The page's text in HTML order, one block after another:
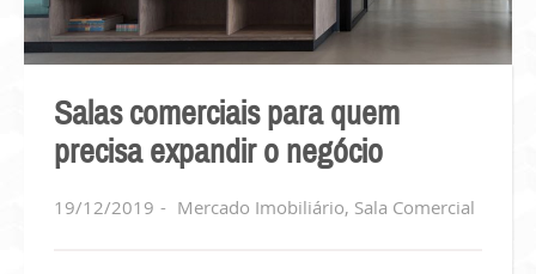
Salas comerciais para quem
precisa expandir o negócio
19/12/2019 Mercado Imobiliário, Sala Comercial